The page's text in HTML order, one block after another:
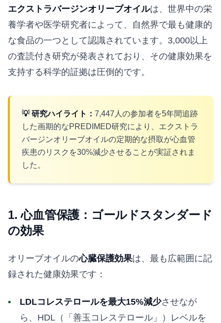
エクストラバージンオリーブオイルは、世界中の栄
養学者や医学研究者によって、自然界で最も健康的
な食品の一つとして認識されています。3,000以上
の査読付き研究が発表されており、その健康効果を
支持する科学的証拠は圧倒的です。
💡 研究ハイライト： 7,447人の参加者を5年間追跡
した画期的なPREDIMED研究により、エクストラ
バージンオリーブオイルの定期的な摂取が心血管
疾患のリスクを30%減少させることが実証されま
した。
1. 心血管保護：ゴールドスタンダード
の効果
オリーブオイルの心臓保護効果は、最も広範囲に記
録された健康効果です：
LDLコレステロールを最大15%減少させなが
ら、HDL（「善玉コレステロール」）レベルを